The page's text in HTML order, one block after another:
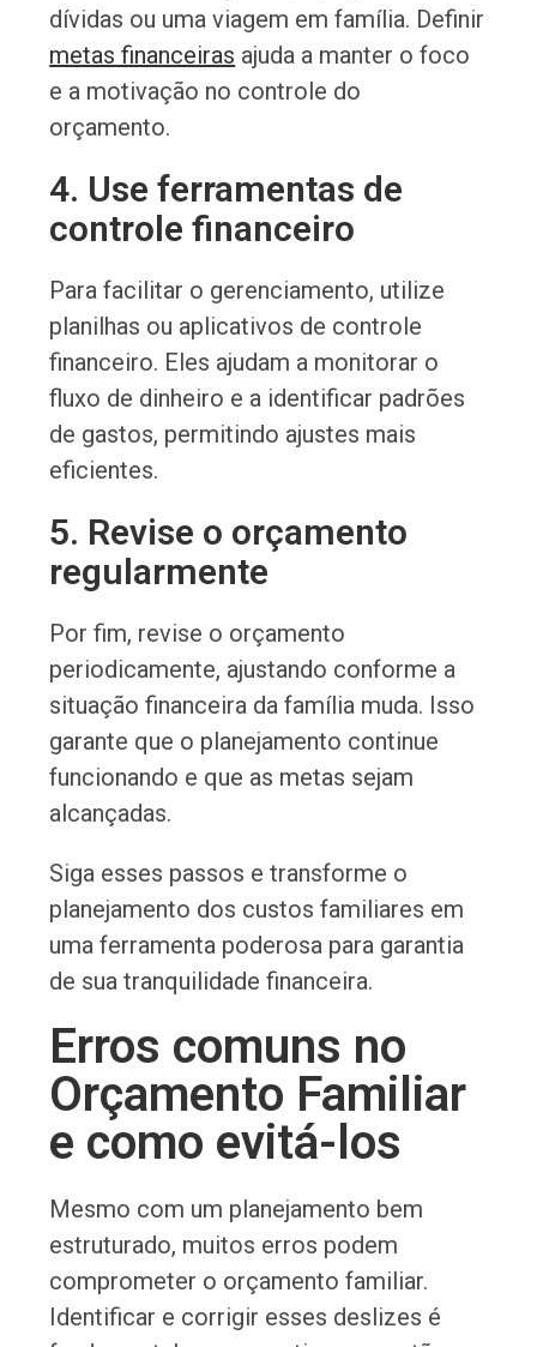
dívidas ou uma viagem em família. Definir
metas financeiras ajuda a manter o foco
e a motivação no controle do
orçamento.
4. Use ferramentas de
controle financeiro
Para facilitar o gerenciamento, utilize
planilhas ou aplicativos de controle
financeiro. Eles ajudam a monitorar o
fluxo de dinheiro e a identificar padrões
de gastos, permitindo ajustes mais
eficientes.
5. Revise o orçamento
regularmente
Por fim, revise o orçamento
periodicamente, ajustando conforme a
situação financeira da família muda. Isso
garante que o planejamento continue
funcionando e que as metas sejam
alcançadas.
Siga esses passos e transforme o
planejamento dos custos familiares em
uma ferramenta poderosa para garantia
de sua tranquilidade financeira.
Erros comuns no
Orçamento Familiar
e como evitá-los
Mesmo com um planejamento bem
estruturado, muitos erros podem
comprometer o orçamento familiar.
Identificar e corrigir esses deslizes é